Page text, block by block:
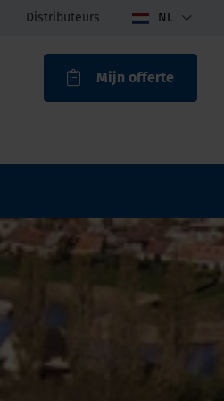
Distributeurs NL
Mijn offerte